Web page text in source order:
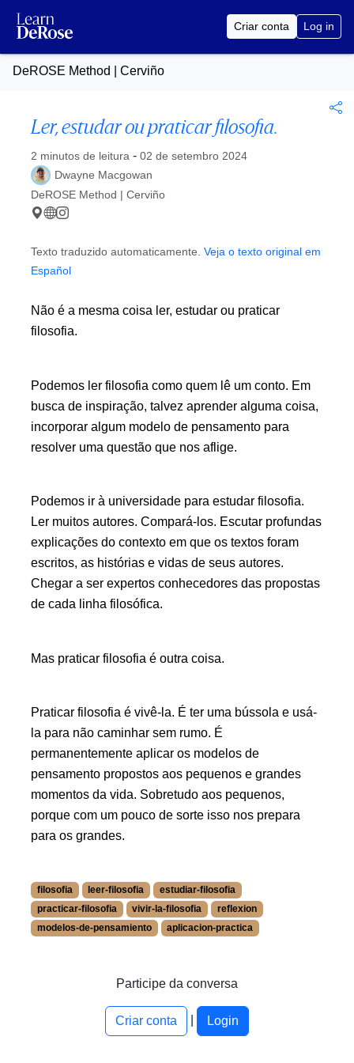
Criar conta Log in
DeROSE Method | Cerviño
Ler, estudar ou praticar filosofia.
2 minutos de leitura - Publicado no
02 de setembro 2024
Dwayne Macgowan
DeROSE Method | Cerviño
Texto traduzido automaticamente. Veja o texto original em
Español
Não é a mesma coisa ler, estudar ou praticar
filosofia.
Podemos ler filosofia como quem lê um conto. Em
busca de inspiração, talvez aprender alguma coisa,
incorporar algum modelo de pensamento para
resolver uma questão que nos aflige.
Podemos ir à universidade para estudar filosofia.
Ler muitos autores. Compará-los. Escutar profundas
explicações do contexto em que os textos foram
escritos, as histórias e vidas de seus autores.
Chegar a ser expertos conhecedores das propostas
de cada linha filosófica.
Mas praticar filosofia é outra coisa.
Praticar filosofia é vivê-la. É ter uma bússola e usá-
la para não caminhar sem rumo. É
permanentemente aplicar os modelos de
pensamento propostos aos pequenos e grandes
momentos da vida. Sobretudo aos pequenos,
porque com um pouco de sorte isso nos prepara
para os grandes.
filosofia leer-filosofia
estudiar-filosofia
practicar-filosofia
vivir-la-filosofia
reflexion
modelos-de-pensamiento
aplicacion-practica
More information about estudiar-filosofia at /a/cervino/
More information about vivir-la-filosofia at /a/cervino/blog/
More information about reflexion at /a/cervino/blog/pt/
Participe da conversa
Criar conta Login